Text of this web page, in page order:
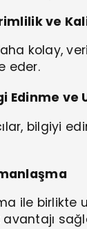
ve
kolay,
eder.
Edinme ve
bilgiyi
ile birlikte